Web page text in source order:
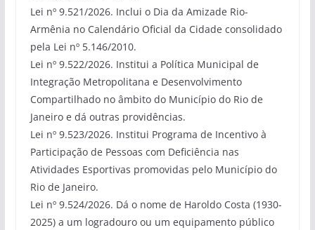
Lei nº 9.521/2026. Inclui o Dia da Amizade Rio-
Armênia no Calendário Oficial da Cidade consolidado
pela Lei nº 5.146/2010.
Lei nº 9.522/2026. Institui a Política Municipal de
Integração Metropolitana e Desenvolvimento
Compartilhado no âmbito do Município do Rio de
Janeiro e dá outras providências.
Lei nº 9.523/2026. Institui Programa de Incentivo à
Participação de Pessoas com Deficiência nas
Atividades Esportivas promovidas pelo Município do
Rio de Janeiro.
Lei nº 9.524/2026. Dá o nome de Haroldo Costa (1930-
2025) a um logradouro ou um equipamento público